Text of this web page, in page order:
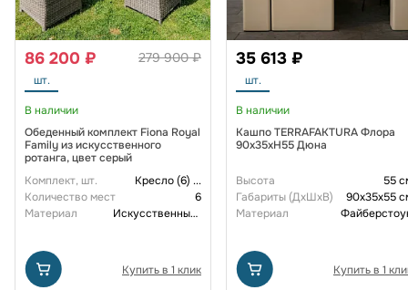
279 900 ₽
86 200 ₽
шт.
В наличии
Обеденный комплект Fiona Royal
Family из искусственного
ротанга, цвет серый
Комплект, шт.
Кресло (6) ...
Количество мест
6
Материал
Искусственный ротанг
Купить в 1 клик
35 613 ₽
шт.
В наличии
Кашпо TERRAFAKTURA Флора
90x35xH55 Дюна
Высота
55
Габариты (ДxШxВ)
90x35x55
Материал
Купить в 1